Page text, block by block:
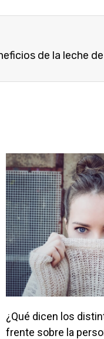
de la leche
¿Qué dicen los
frente sobre la